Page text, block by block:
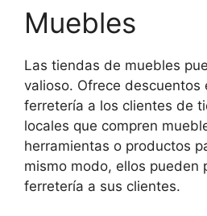
Muebles
Las tiendas de muebles
valioso. Ofrece descuentos
ferretería a los clientes de
locales que compren
herramientas o productos
mismo modo, ellos pueden
ferretería a sus clientes.